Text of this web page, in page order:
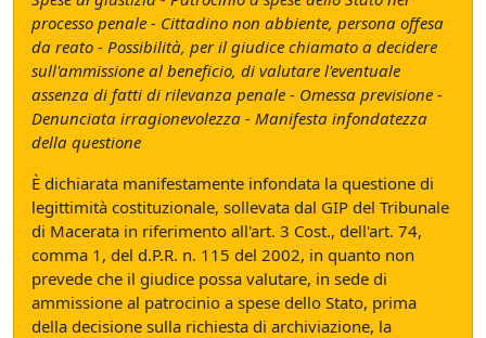
processo penale - Cittadino non abbiente, persona offesa
da reato - Possibilità, per il giudice chiamato a decidere
sull'ammissione al beneficio, di valutare l'eventuale
assenza di fatti di rilevanza penale - Omessa previsione -
Denunciata irragionevolezza - Manifesta infondatezza
della questione
È dichiarata manifestamente infondata la questione di
legittimità costituzionale, sollevata dal GIP del Tribunale
di Macerata in riferimento all'art. 3 Cost., dell'art. 74,
comma 1, del d.P.R. n. 115 del 2002, in quanto non
prevede che il giudice possa valutare, in sede di
ammissione al patrocinio a spese dello Stato, prima
della decisione sulla richiesta di archiviazione, la